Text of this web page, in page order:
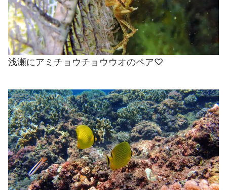
浅瀬にアミチョウチョウウオのペア♡